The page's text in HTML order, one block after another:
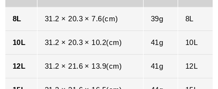
8L 31.2 × 20.3 × 7.6(cm) 39g 8L
10L 31.2 × 20.3 × 10.2(cm) 41g 10L
12L 31.2 × 21.6 × 13.9(cm) 41g 12L